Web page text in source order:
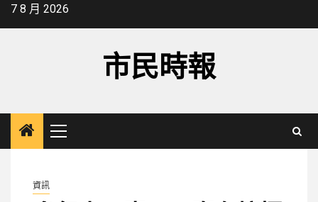
Skip7 8 月 2026
市民時報
Primary
Menu
資訊